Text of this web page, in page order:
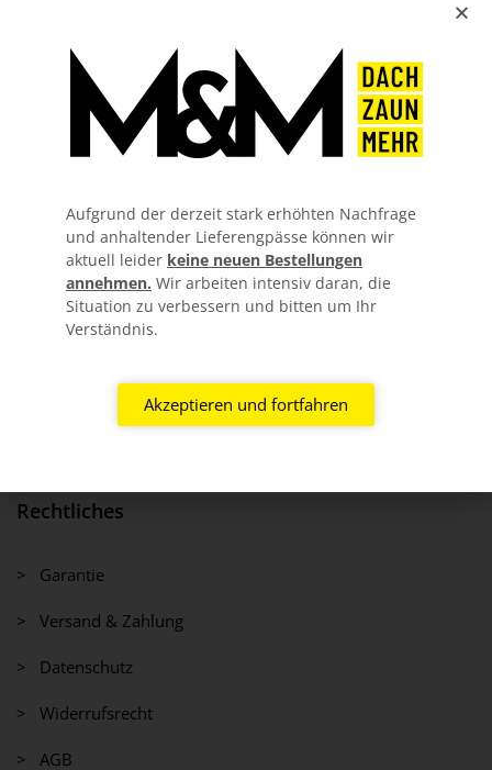
Information
> Über uns
> Dachneigung
Rechtliches
> Garantie
> Versand & Zahlung
> Datenschutz
> Widerrufsrecht
> AGB
Aufgrund der derzeit stark erhöhten Nachfrage
und anhaltender Lieferengpässe können wir
aktuell leider keine neuen Bestellungen
annehmen. Wir arbeiten intensiv daran, die
Situation zu verbessern und bitten um Ihr
Verständnis.
Akzeptieren und fortfahren